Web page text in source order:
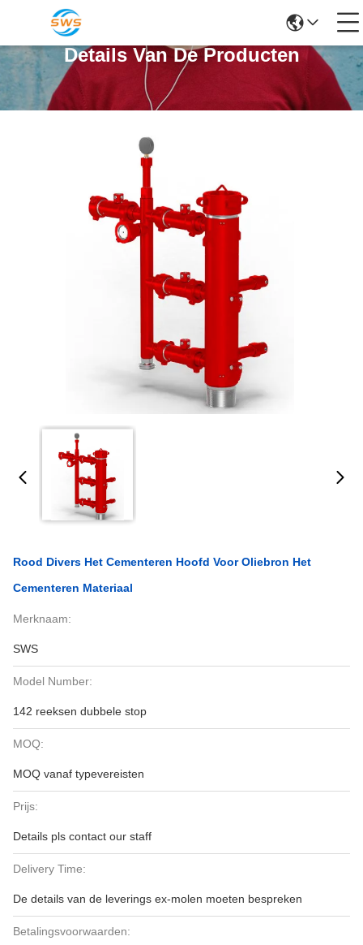
Details Van De Producten
Rood Divers Het Cementeren Hoofd Voor Oliebron Het
Cementeren Materiaal
Merknaam:
SWS
Model Number:
142 reeksen dubbele stop
MOQ:
MOQ vanaf typevereisten
Prijs:
Details pls contact our staff
Delivery Time:
De details van de leverings ex-molen moeten bespreken
Betalingsvoorwaarden: